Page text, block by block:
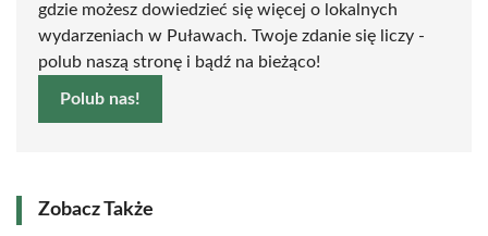
gdzie możesz dowiedzieć się więcej o lokalnych
wydarzeniach w Puławach. Twoje zdanie się liczy -
polub naszą stronę i bądź na bieżąco!
Polub nas!
Zobacz Także